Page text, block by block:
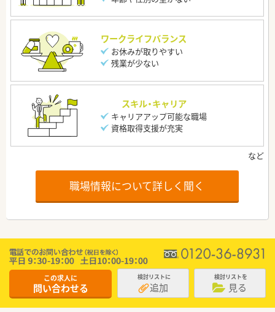
ワークライフバランス
お休みが取りやすい
残業が少ない
スキル・キャリア
キャリアアップ可能な職場
資格取得支援が充実
職場情報について詳しく聞く
この求人に
問い合わせる
検討リストに
追加
検討リストを
見る